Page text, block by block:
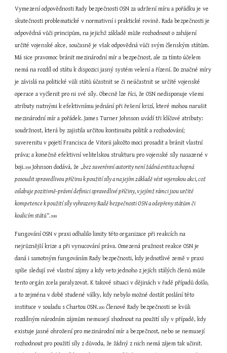
Vymezení odpovědnosti Rady bezpečnosti OSN za udržení míru a pořádku je ve
skutečnosti problematické v normativní i praktické rovině. Rada bezpečnosti je
odpovědná vůči principům, na jejichž základě může rozhodnout o zahájení
určité vojenské akce, současně je však odpovědná vůči svým členským státům.
Má sice pravomoc bránit mezinárodní mír a bezpečnost, ale za tímto účelem
nemá na rozdíl od státu k dispozici jasný systém velení a řízení. Do značné míry
je závislá na politické vůli států účastnit se či neúčastnit se určité vojenské
operace a vyčlenit pro ni své síly. Obecně lze říci, že OSN nedisponuje všemi
atributy nutnými k efektivnímu jednání při řešení krizí, které mohou narušit
mezinárodní mír a pořádek. James Turner Johnson uvádí tři klíčové atributy:
soudržnost, která by zajistila určitou kontinuitu politik a rozhodování;
suverenitu v pojetí Francisca de Vitorii jakožto moci prosadit a bránit vlastní
práva; a konečně efektivní velitelskou strukturu pro vojenské síly nasazené v
boji.198 Johnson dodává, že „bez suverénní autority není žádná entita schopná
posoudit spravedlivou příčinu k použití síly a na jejím základě vést vojenskou akci, což
oslabuje pozitivně-právní definici spravedlivé příčiny, v jejímž rámci jsou určité
kompetence k použití síly vyhrazeny Radě bezpečnosti OSN a odepřeny státům či
koalicím států“.199
Fungování OSN v praxi odhalilo limity této organizace při reakcích na
nejrůznější krize a při vynucování práva. Omezená pružnost reakce OSN je
daná i samotným fungováním Rady bezpečnosti, kdy jednotlivé země v praxi
spíše sledují své vlastní zájmy a kdy veto jednoho z jejích stálých členů může
tento orgán zcela paralyzovat. K takové situaci v dějinách v řadě případů došlo,
a to zejména v době studené války, kdy nebylo možné dostát poslání této
instituce v souladu s Chartou OSN.200 Členové Rady bezpečnosti se kvůli
rozdílným národním zájmům nemusejí shodnout na použití síly v případě, kdy
existuje jasné ohrožení pro mezinárodní mír a bezpečnost, nebo se nemusejí
rozhodnout pro použití síly z důvodu, že žádný z nich nemá zájem tak učinit.